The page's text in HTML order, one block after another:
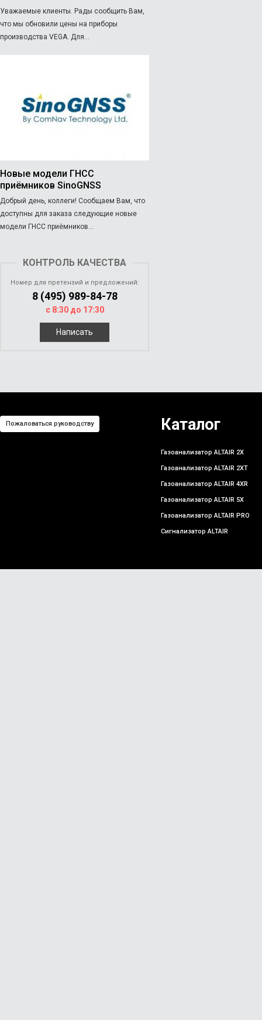
Уважаемые клиенты. Рады сообщить Вам,
что мы обновили цены на приборы
производства VEGA. Для...
Новые модели ГНСС
приёмников SinoGNSS
Добрый день, коллеги! Сообщаем Вам, что
доступны для заказа следующие новые
модели ГНСС приёмников...
КОНТРОЛЬ КАЧЕСТВА
Номер для претензий и предложений:
8 (495) 989-84-78
с 8:30 до 17:30
Написать
Пожаловаться руководству Каталог
Газоанализатор ALTAIR 2X
Газоанализатор ALTAIR 2XT
Газоанализатор ALTAIR 4XR
Газоанализатор ALTAIR 5X
Газоанализатор ALTAIR PRO
Сигнализатор ALTAIR